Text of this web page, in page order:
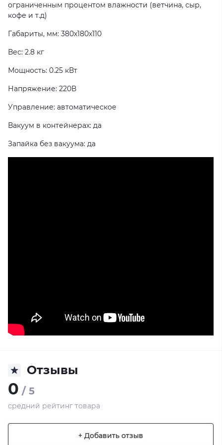
ограниченным процентом влажности (ветчина, сыр,
кофе и т.д)
Габариты, мм: 380x180x110
Вес: 2.8 кг
Мощность: 0.25 кВт
Напряжение: 220В
Управление: автоматическое
Вакуум в контейнерах: да
Запайка без вакуума: да
Отзывы
0 / 5
средний рейтинг товара
+ Добавить отзыв